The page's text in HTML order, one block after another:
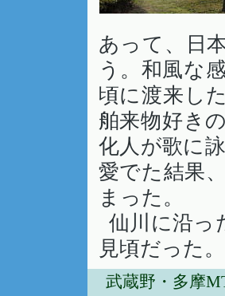
あって、日
う。和風な
頃に渡来し
舶来物好き
化人が歌に
愛でた結果
まった。
仙川に沿っ
見頃だった。
武蔵野・多摩